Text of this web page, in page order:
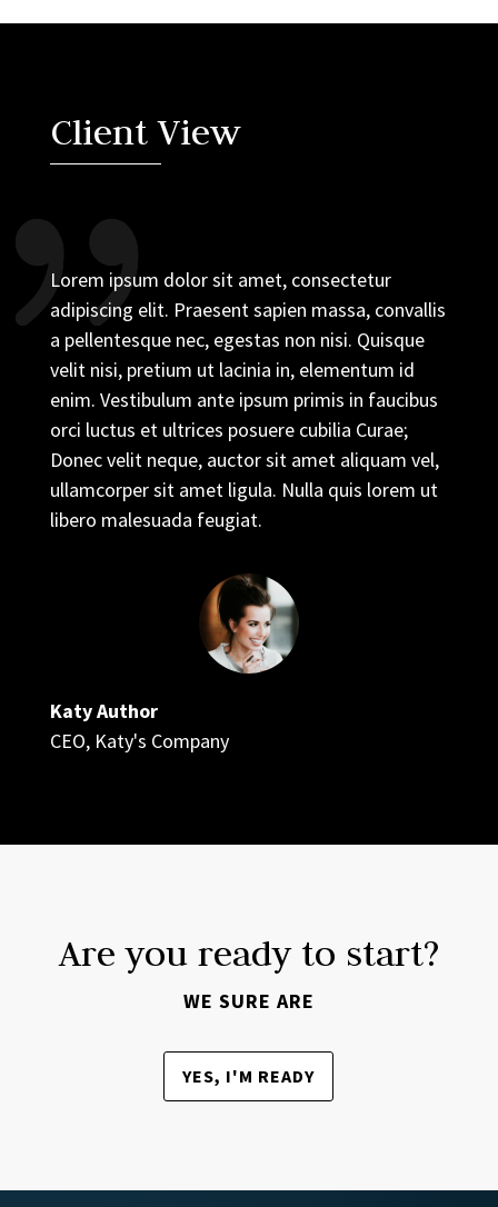
Client View
Lorem ipsum dolor sit amet, consectetur
adipiscing elit. Praesent sapien massa, convallis
a pellentesque nec, egestas non nisi. Quisque
velit nisi, pretium ut lacinia in, elementum id
enim. Vestibulum ante ipsum primis in faucibus
orci luctus et ultrices posuere cubilia Curae;
Donec velit neque, auctor sit amet aliquam vel,
ullamcorper sit amet ligula. Nulla quis lorem ut
libero malesuada feugiat.
Katy Author
CEO, Katy's Company
Are you ready to start?
WE SURE ARE
YES, I'M READY